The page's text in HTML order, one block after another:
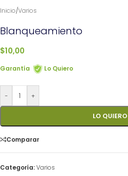
Inicio/Varios
Blanqueamiento
$10,00
Garantía Lo Quiero
- +
LO QUIERO
Comparar
Categoría:Varios